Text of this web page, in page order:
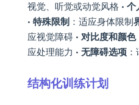
视觉、听觉或动觉风格 • 个
• 特殊限制：适应身体限制
应视觉障碍 • 对比度和颜色
应处理能力 • 无障碍选项：
结构化训练计划